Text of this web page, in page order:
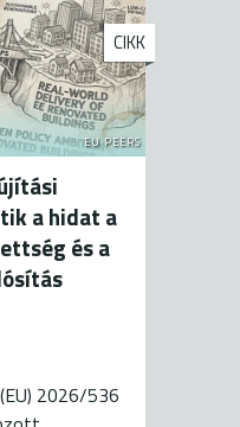
EU PEERS
CIKK
a hidat a
és a
2026/536